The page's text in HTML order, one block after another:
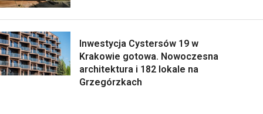
Inwestycja Cystersów 19 w
Krakowie gotowa. Nowoczesna
architektura i 182 lokale na
Grzegórzkach